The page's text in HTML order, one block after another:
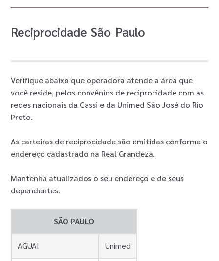
Reciprocidade São Paulo
Verifique abaixo que operadora atende a área que
você reside, pelos convênios de reciprocidade com as
redes nacionais da Cassi e da Unimed São José do Rio
Preto.
As carteiras de reciprocidade são emitidas conforme o
endereço cadastrado na Real Grandeza.
Mantenha atualizados o seu endereço e de seus
dependentes.
SÃO PAULO
AGUAI Unimed